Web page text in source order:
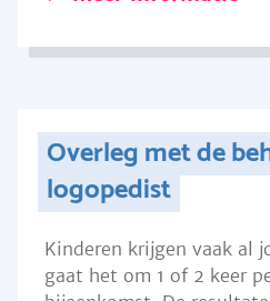
Overleg met de
logopedist
Kinderen krijgen vaak al
gaat het om 1 of 2 keer